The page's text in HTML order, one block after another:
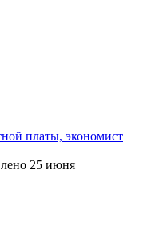
платы, экономист
25 июня